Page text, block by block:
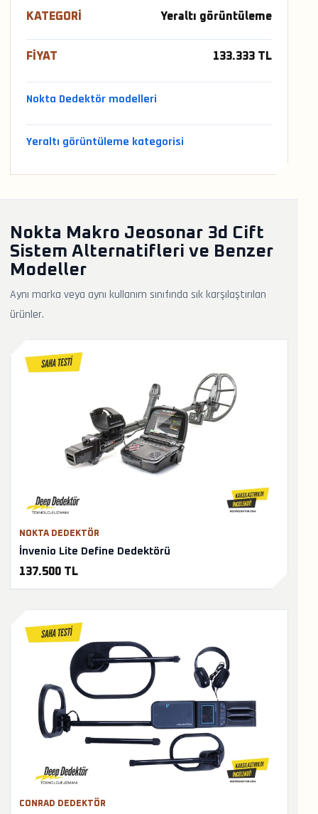
KATEGORI Yeraltı görüntüleme
FIYAT 133.333 TL
Nokta Dedektör modelleri
Yeraltı görüntüleme kategorisi
Nokta Makro Jeosonar 3d Cift
Sistem Alternatifleri ve Benzer
Modeller
Aynı marka veya aynı kullanım sınıfında sık karşılaştırılan
ürünler.
NOKTA DEDEKTÖR
İnvenio Lite Define Dedektörü
137.500 TL
CONRAD DEDEKTÖR